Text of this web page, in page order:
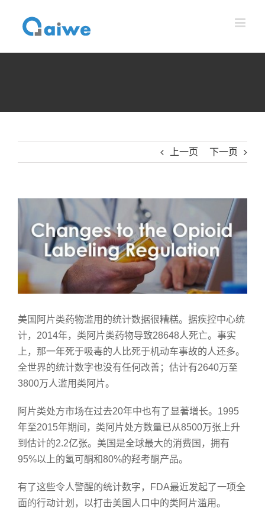
容
上一页 下一页
图
美国阿片类药物滥用的统计数据很糟糕。据疾控中心统
计，2014年，类阿片类药物导致28648人死亡。事实
上，那一年死于吸毒的人比死于机动车事故的人还多。
全世界的统计数字也没有任何改善；估计有2640万至
3800万人滥用类阿片。
阿片类处方市场在过去20年中也有了显著增长。1995
年至2015年期间，类阿片处方数量已从8500万张上升
到估计的2.2亿张。美国是全球最大的消费国，拥有
95%以上的氢可酮和80%的羟考酮产品。
有了这些令人警醒的统计数字，FDA最近发起了一项全
面的行动计划，以打击美国人口中的类阿片滥用。